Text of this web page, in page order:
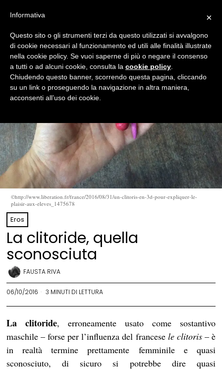
©http://www.liberation.fr/france/2016/08/31/un-clitoris-en-3d-pour-expliquer-le-
plaisir-aux-eleves_1475678
Eros
La clitoride, quella
sconosciuta
FAUSTA RIVA
06/10/2016 3 MINUTI DI LETTURA
La clitoride, erroneamente usato come sostantivo
maschile – forse per l’influenza del francese le clitoris– è
in realtà termine prettamente femminile e quasi
sconosciuto, di sicuro si potrebbe dire quasi
×
Informativa
Questo sito o gli strumenti terzi da questo utilizzati si avvalgono
di cookie necessari al funzionamento ed utili alle finalità illustrate
nella cookie policy. Se vuoi saperne di più o negare il consenso
a tutti o ad alcuni cookie, consulta la cookie policy
Chiudendo questo banner, scorrendo questa pagina, cliccando
su un link o proseguendo la navigazione in altra maniera,
acconsenti all’uso dei cookie.